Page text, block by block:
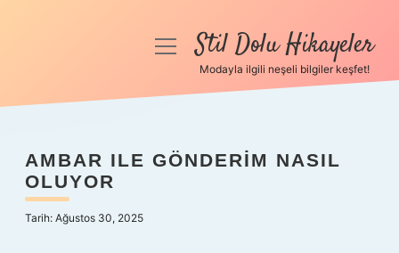
Anasayfa
Yasal Uyarı
Hakkımızda
menüyüStil Dolu Hikayeler
Modayla ilgili neşeli bilgiler keşfet!
AMBAR ILE GÖNDERIM NASIL
OLUYOR
Tarih: Ağustos 30, 2025